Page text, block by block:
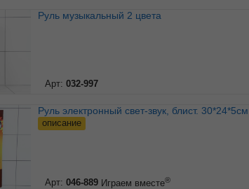
Руль музыкальный 2 цвета
Арт: 032-997
Руль электронный свет-звук, блист. 30*24*5см
описание
Арт: 046-889 Играем вместе®